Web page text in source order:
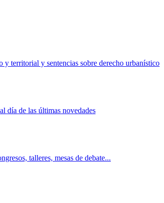
y territorial y sentencias sobre derecho urbanístico
día de las últimas novedades
talleres, mesas de debate...